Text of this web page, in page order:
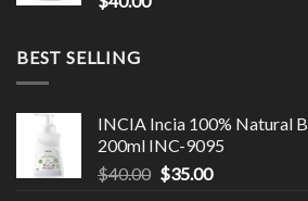
BEST SELLING
INCIA Incia 100% Natural
200ml INC-9095
$40.00 $35.00